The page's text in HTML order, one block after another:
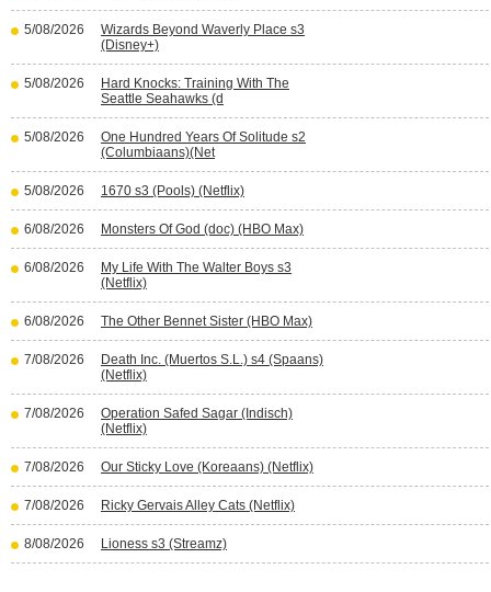
5/08/2026
Wizards Beyond Waverly Place s3
(Disney+)
5/08/2026
Hard Knocks: Training With The
Seattle Seahawks (d
5/08/2026
One Hundred Years Of Solitude s2
(Columbiaans)(Net
5/08/2026 1670 s3 (Pools) (Netflix)
6/08/2026 Monsters Of God (doc) (HBO Max)
6/08/2026
My Life With The Walter Boys s3
(Netflix)
6/08/2026 The Other Bennet Sister (HBO Max)
7/08/2026
Death Inc. (Muertos S.L.) s4 (Spaans)
(Netflix)
7/08/2026
Operation Safed Sagar (Indisch)
(Netflix)
7/08/2026 Our Sticky Love (Koreaans) (Netflix)
7/08/2026 Ricky Gervais Alley Cats (Netflix)
8/08/2026 Lioness s3 (Streamz)